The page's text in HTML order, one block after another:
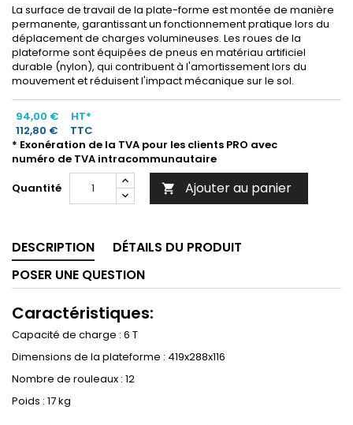
La surface de travail de la plate-forme est montée de manière
permanente, garantissant un fonctionnement pratique lors du
déplacement de charges volumineuses. Les roues de la
plateforme sont équipées de pneus en matériau artificiel
durable (nylon), qui contribuent à l'amortissement lors du
mouvement et réduisent l'impact mécanique sur le sol.
94,00 €
HT*
112,80 €
TTC
* Exonération de la TVA pour les clients PRO avec
numéro de TVA intracommunautaire
Quantité
 Ajouter au panier
DESCRIPTION
DÉTAILS DU PRODUIT
POSER UNE QUESTION
Caractéristiques:
Capacité de charge : 6 T
Dimensions de la plateforme : 419x288x116
Nombre de rouleaux : 12
Poids : 17 kg